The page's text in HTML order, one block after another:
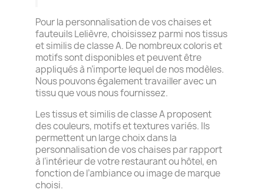
Pour la personnalisation de vos chaises et
fauteuils Lelièvre, choisissez parmi nos tissus
et similis de classe A. De nombreux coloris et
motifs sont disponibles et peuvent être
appliqués à n’importe lequel de nos modèles.
Nous pouvons également travailler avec un
tissu que vous nous fournissez.
Les tissus et similis de classe A proposent
des couleurs, motifs et textures variés. Ils
permettent un large choix dans la
personnalisation de vos chaises par rapport
à l’intérieur de votre restaurant ou hôtel, en
fonction de l’ambiance ou image de marque
choisi.